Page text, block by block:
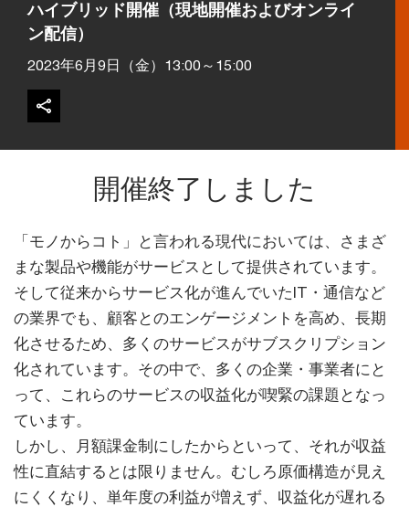
ハイブリッド開催（現地開催およびオンライ
ン配信）
2023年6月9日（金）13:00～15:00
開催終了しました
「モノからコト」と言われる現代においては、さまざ
まな製品や機能がサービスとして提供されています。
そして従来からサービス化が進んでいたIT・通信など
の業界でも、顧客とのエンゲージメントを高め、長期
化させるため、多くのサービスがサブスクリプション
化されています。その中で、多くの企業・事業者にと
って、これらのサービスの収益化が喫緊の課題となっ
ています。
しかし、月額課金制にしたからといって、それが収益
性に直結するとは限りません。むしろ原価構造が見え
にくくなり、単年度の利益が増えず、収益化が遅れる